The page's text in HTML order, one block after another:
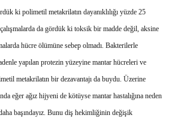
ki polimetil metakrilatın dayanıklılığı yüzde 25
da gördük ki toksik bir madde değil, aksine
hücre ölümüne sebep olmadı. Bakterilerle
yapılan protezin yüzeyine mantar hücreleri ve
metakrilatın bir dezavantajı da buydu. Üzerine
eğer ağız hijyeni de kötüyse mantar hastalığına neden
başındayız. Bunu diş hekimliğinin değişik